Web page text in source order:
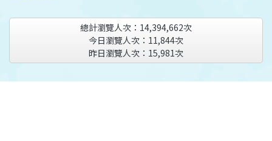
總計瀏覽人次： 14,394,662次
今日瀏覽人次： 11,844次
昨日瀏覽人次： 15,981次